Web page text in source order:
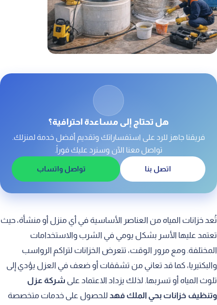
5. شركة عزل وتنظيف خزانات بحي الملك فهد وخدمات الفحص
الشامل
6. تنظيف الخزانات الأرضية بكفاءة عالية
7. تنظيف الخزانات العلوية والحفاظ على المياه
16. ضمان جودة الخدمة ورضا العملاء في نجران
هل تحتاج إلى مساعدة احترافية؟
فريقنا جاهز للرد على استفساراتك وتقديم أفضل خدمة لمنزلك.
تواصل معنا الآن وسنرد عليك فوراً.
اتصل بنا تواصل واتساب
تُعد خزانات المياه من العناصر الأساسية في أي منزل أو منشأة، حيث
تعتمد عليها الأسر بشكل يومي في الشرب والاستخدامات
المختلفة. ومع مرور الوقت، تتعرض الخزانات لتراكم الرواسب
والبكتيريا، كما قد تعاني من تشققات أو ضعف في العزل يؤدي إلى
تلوث المياه أو تسربها. لذلك يزداد الاعتماد على شركة عزل
وتنظيف خزانات بحي الملك فهد للحصول على خدمات متخصصة